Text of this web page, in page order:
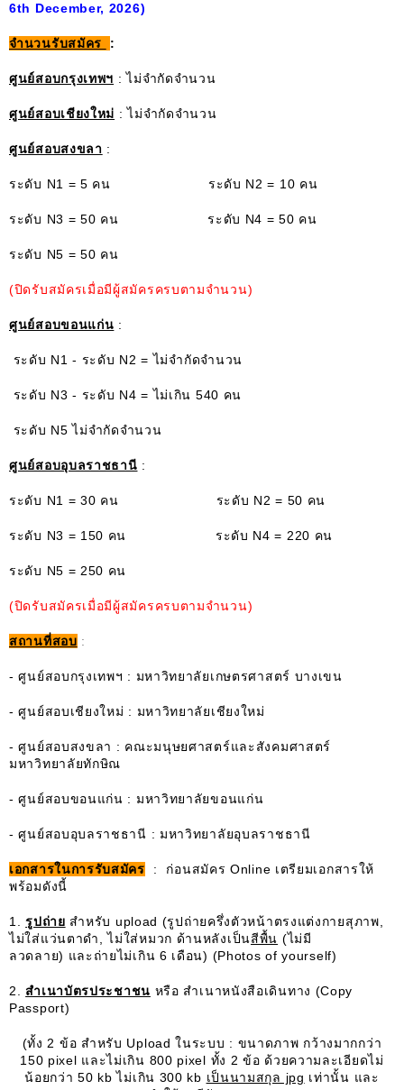
6th December, 2026)
จำนวนรับสมัคร :
ศูนย์สอบกรุงเทพฯ : ไม่จำกัดจำนวน
ศูนย์สอบเชียงใหม่ : ไม่จำกัดจำนวน
ศูนย์สอบสงขลา :
ระดับ N1 = 5 คน ระดับ N2 = 10 คน
ระดับ N3 = 50 คน ระดับ N4 = 50 คน
ระดับ N5 = 50 คน
(ปิดรับสมัครเมื่อมีผู้สมัครครบตามจำนวน)
ศูนย์สอบขอนแก่น :
ระดับ N1 - ระดับ N2 = ไม่จำกัดจำนวน
ระดับ N3 - ระดับ N4 = ไม่เกิน 540 คน
ระดับ N5 ไม่จำกัดจำนวน
ศูนย์สอบอุบลราชธานี :
ระดับ N1 = 30 คน ระดับ N2 = 50 คน
ระดับ N3 = 150 คน ระดับ N4 = 220 คน
ระดับ N5 = 250 คน
(ปิดรับสมัครเมื่อมีผู้สมัครครบตามจำนวน)
สถานที่สอบ :
- ศูนย์สอบกรุงเทพฯ : มหาวิทยาลัยเกษตรศาสตร์ บางเขน
- ศูนย์สอบเชียงใหม่ : มหาวิทยาลัยเชียงใหม่
- ศูนย์สอบสงขลา : คณะมนุษยศาสตร์และสังคมศาสตร์
มหาวิทยาลัยทักษิณ
- ศูนย์สอบขอนแก่น : มหาวิทยาลัยขอนแก่น
- ศูนย์สอบอุบลราชธานี : มหาวิทยาลัยอุบลราชธานี
เอกสารในการรับสมัคร : ก่อนสมัคร Online เตรียมเอกสารให้
พร้อมดังนี้
1.รูปถ่าย สำหรับ upload (รูปถ่ายครึ่งตัวหน้าตรงแต่งกายสุภาพ,
ไม่ใส่แว่นตาดำ, ไม่ใส่หมวก ด้านหลังเป็นสีพื้น (ไม่มี
ลวดลาย) และถ่ายไม่เกิน 6 เดือน) (Photos of yourself)
2. สำเนาบัตรประชาชน หรือ สำเนาหนังสือเดินทาง (Copy
Passport)
(ทั้ง 2 ข้อ สำหรับ Upload ในระบบ : ขนาดภาพ กว้างมากกว่า
150 pixel และไม่เกิน 800 pixel ทั้ง 2 ข้อ ด้วยความละเอียดไม่
น้อยกว่า 50 kb ไม่เกิน 300 kb เป็นนามสกุล jpg เท่านั้น และ